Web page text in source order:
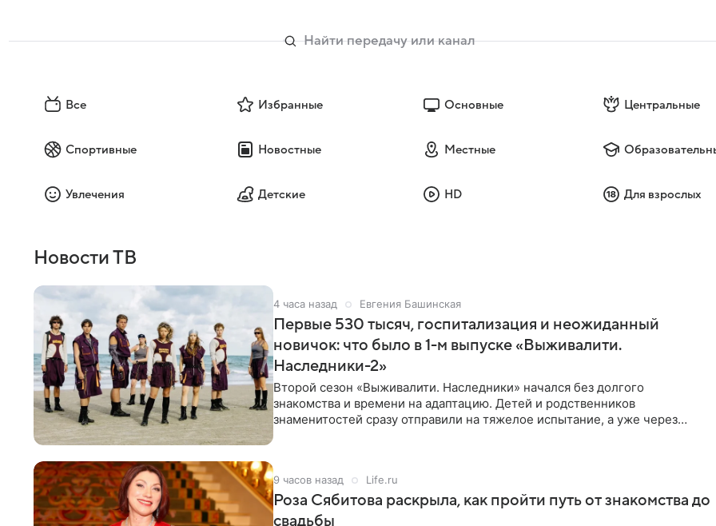
Все Избранные Основные Центральные
Спортивные Новостные Местные
Увлечения Детские HD Для взрослых
Новости ТВ
4 часа назад Евгения Башинская
Первые 530 тысяч, госпитализация и неожиданный
новичок: что было в 1-м выпуске «Выживалити.
Наследники-2»
Второй сезон «Выживалити. Наследники» начался без долгого
знакомства и времени на адаптацию. Детей и родственников
знаменитостей сразу отправили на тяжелое испытание, а уже через
9 часов назад Life.ru
Роза Сябитова раскрыла, как пройти путь от знакомства до
свадьбы